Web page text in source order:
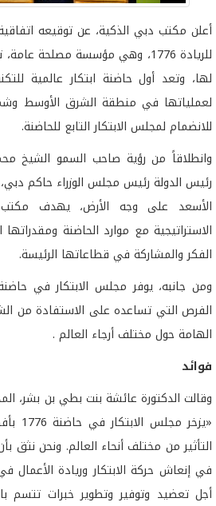
أعلن مكتب دبي الذكية، عن توقيعه
للريادة 1776، وهي مؤسسة مصلحة
لها، وتعد أول حاضنة ابتكار عالمية
لعملياتها في منطقة الشرق الأوسط
للانضمام لمجلس الابتكار التابع للحاضنة.
وانطلاقاً من رؤية صاحب السمو الشيخ
رئيس الدولة رئيس مجلس الوزراء حاكم دبي،
الأسعد على وجه الأرض، يهدف
الاستراتيجية مع موارد الحاضنة
الفكر والمشاركة في قطاعاتها الرئيسة.
الفرص التي تساعده على الاستفادة من
الهامة حول مختلف أرجاء العالم .
فوائد
وقالت الدكتورة عائشة بنت بطي بن بشر،
في إنعاش حركة الابتكار وريادة الأعمال
أجل تعضيد وتوفير وتطوير خبرات تتسم